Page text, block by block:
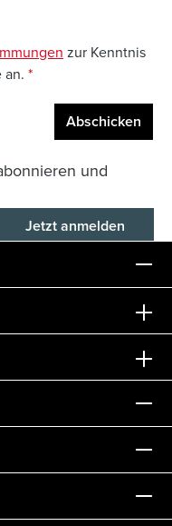
zur Kenntnis
*
Abschicken
und
Adresse